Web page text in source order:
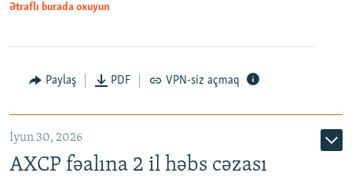
Ətraflı burada oxuyun
Paylaş PDF VPN-siz açmaq
İyun 30, 2026
AXCP fəalına 2 il həbs cəzası